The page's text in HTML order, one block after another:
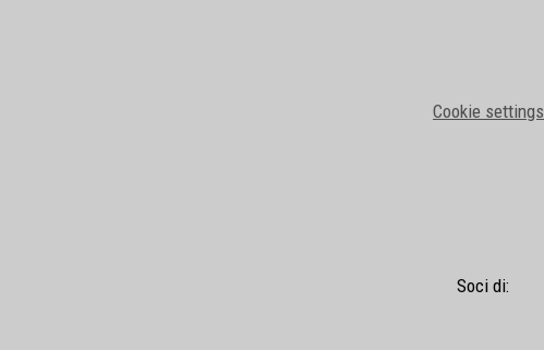
Cookie settings
Soci di: